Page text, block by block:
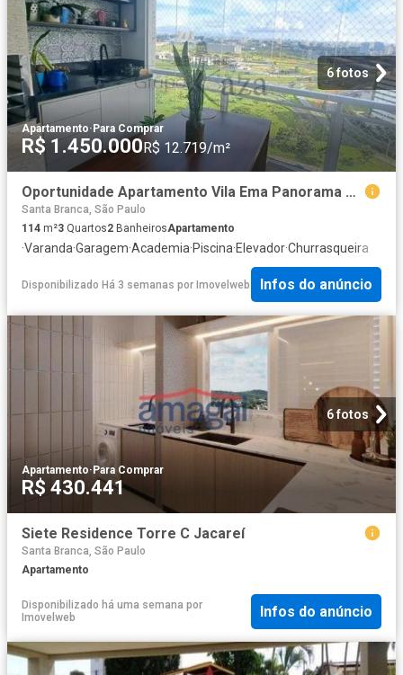
6 fotos
Apartamento· Para Comprar
R$ 1.450.000 R$ 12.719/m²
Oportunidade Apartamento Vila Ema Panorama Vila Ema 3 Dormitórios 114m²
Santa Branca, São Paulo
114 m²3 Quartos2 BanheirosApartamento
·Varanda·Garagem·Academia·Piscina·Elevador·Churrasqueira
Disponibilizado Há 3 semanas por Imovelweb Infos do anúncio
6 fotos
Apartamento·Para Comprar
R$ 430.441
Siete Residence Torre C Jacareí
Santa Branca, São Paulo
Apartamento
Disponibilizado há uma semana por
Imovelweb
Infos do anúncio